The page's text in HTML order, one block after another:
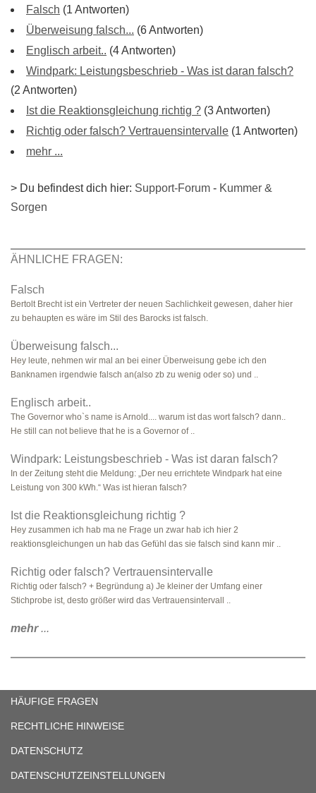
Falsch (1 Antworten)
Überweisung falsch... (6 Antworten)
Englisch arbeit.. (4 Antworten)
Windpark: Leistungsbeschrieb - Was ist daran falsch?
(2 Antworten)
Ist die Reaktionsgleichung richtig ? (3 Antworten)
Richtig oder falsch? Vertrauensintervalle (1 Antworten)
mehr ...
> Du befindest dich hier: Support-Forum - Kummer &
Sorgen
ÄHNLICHE FRAGEN:
Falsch
Bertolt Brecht ist ein Vertreter der neuen Sachlichkeit gewesen, daher hier
zu behaupten es wäre im Stil des Barocks ist falsch.
Überweisung falsch...
Hey leute, nehmen wir mal an bei einer Überweisung gebe ich den
Banknamen irgendwie falsch an(also zb zu wenig oder so) und ..
Englisch arbeit..
The Governor who`s name is Arnold.... warum ist das wort falsch? dann..
He still can not believe that he is a Governor of ..
Windpark: Leistungsbeschrieb - Was ist daran falsch?
In der Zeitung steht die Meldung: „Der neu errichtete Windpark hat eine
Leistung von 300 kWh.“ Was ist hieran falsch?
Ist die Reaktionsgleichung richtig ?
Hey zusammen ich hab ma ne Frage un zwar hab ich hier 2
reaktionsgleichungen un hab das Gefühl das sie falsch sind kann mir ..
Richtig oder falsch? Vertrauensintervalle
Richtig oder falsch? + Begründung a) Je kleiner der Umfang einer
Stichprobe ist, desto größer wird das Vertrauensintervall ..
mehr...
HÄUFIGE FRAGEN
RECHTLICHE HINWEISE
DATENSCHUTZ
DATENSCHUTZEINSTELLUNGEN